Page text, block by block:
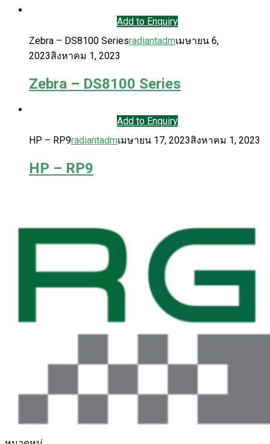
Add to Enquiry
Zebra – DS8100 Seriesradiantadmเมษายน 6,
2023สิงหาคม 1, 2023
Zebra – DS8100 Series
Add to Enquiry
HP – RP9radiantadmเมษายน 17, 2023สิงหาคม 1, 2023
HP – RP9